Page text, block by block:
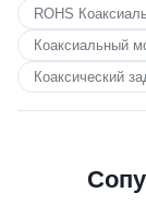
ROHS
Коаксиальный
Коаксический